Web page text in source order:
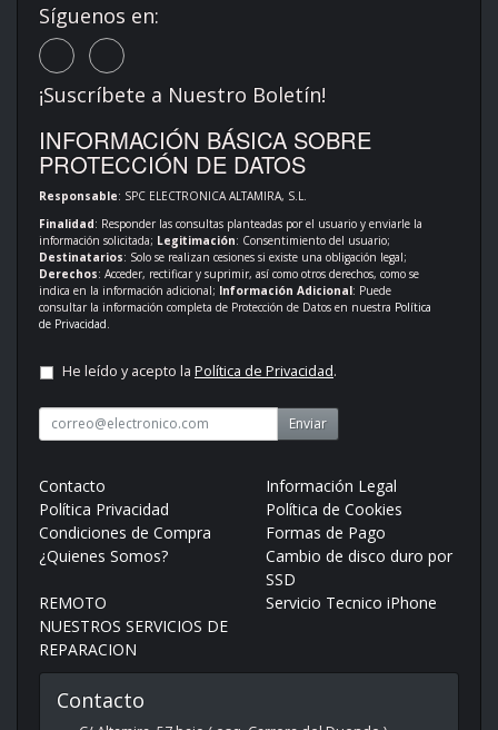
Síguenos en:
¡Suscríbete a Nuestro Boletín!
INFORMACIÓN BÁSICA SOBRE
PROTECCIÓN DE DATOS
Responsable: SPC ELECTRONICA ALTAMIRA, S.L.
Finalidad: Responder las consultas planteadas por el usuario y enviarle la
información solicitada; Legitimación: Consentimiento del usuario;
Destinatarios: Solo se realizan cesiones si existe una obligación legal;
Derechos: Acceder, rectificar y suprimir, así como otros derechos, como se
indica en la información adicional; Información Adicional: Puede
consultar la información completa de Protección de Datos en nuestra Política
de Privacidad
He leído y acepto la Política de Privacidad.
Enviar
Contacto
Información Legal
Política Privacidad
Política de Cookies
Condiciones de Compra
Formas de Pago
¿Quienes Somos?
Cambio de disco duro por
SSD
REMOTO
Servicio Tecnico iPhone
NUESTROS SERVICIOS DE
REPARACION
Contacto